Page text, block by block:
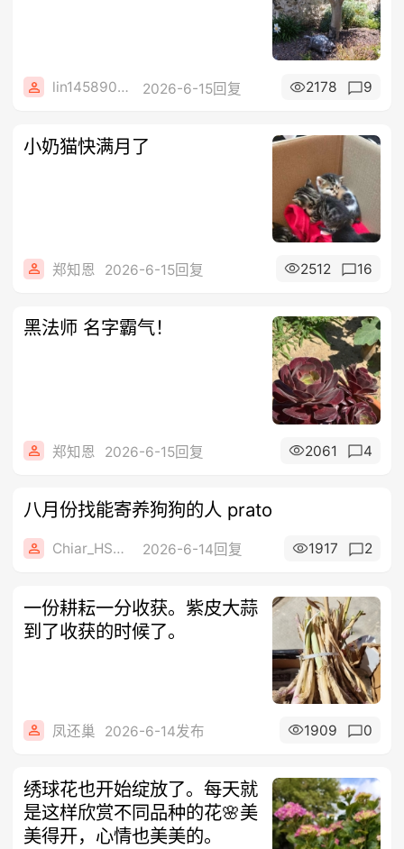
lin14589077 2026-6-15回复 2178 9
小奶猫快满月了
郑知恩 2026-6-15回复 2512 16
黑法师 名字霸气！
郑知恩 2026-6-15回复 2061 4
八月份找能寄养狗狗的人 prato
Chiar_HS8vg 2026-6-14回复 1917 2
一份耕耘一分收获。紫皮大蒜
到了收获的时候了。
凤还巢 2026-6-14发布 1909 0
绣球花也开始绽放了。每天就
是这样欣赏不同品种的花🌸美
美得开，心情也美美的。